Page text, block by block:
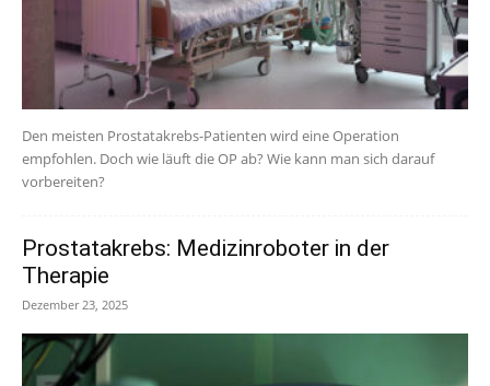
Den meisten Prostatakrebs-Patienten wird eine Operation
empfohlen. Doch wie läuft die OP ab? Wie kann man sich darauf
vorbereiten?
Prostatakrebs: Medizinroboter in der
Therapie
Dezember 23, 2025